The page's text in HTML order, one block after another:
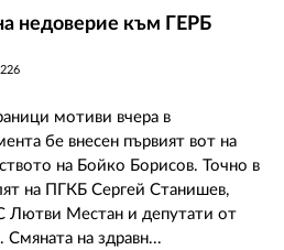
недоверие към ГЕРБ
мотиви вчера в
бе внесен първият вот на
на Бойко Борисов. Точно в
на ПГКБ Сергей Станишев,
Местан и депутати от
Смяната на здравн...